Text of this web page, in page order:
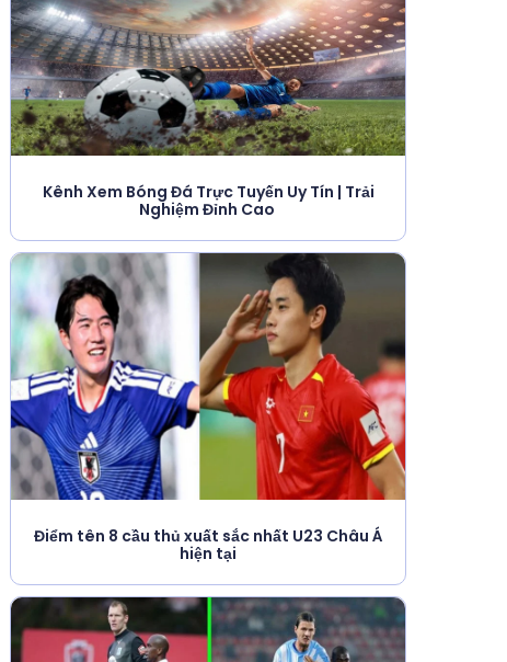
Kênh Xem Bóng Đá Trực Tuyến Uy Tín | Trải
Nghiệm Đỉnh Cao
Điểm tên 8 cầu thủ xuất sắc nhất U23 Châu Á
hiện tại